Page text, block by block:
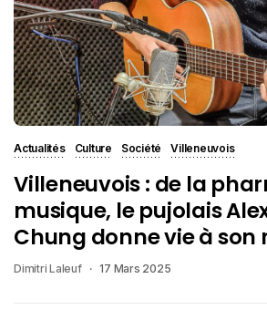
Actualités Culture Société Villeneuvois
Villeneuvois : de la
musique, le pujolais
Chung donne vie à son
Dimitri Laleuf 17 Mars 2025